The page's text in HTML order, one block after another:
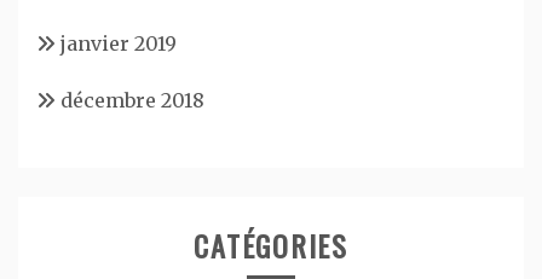
janvier 2019
décembre 2018
CATÉGORIES